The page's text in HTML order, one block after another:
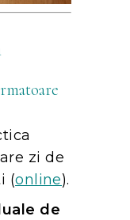
zi de
(online).
de